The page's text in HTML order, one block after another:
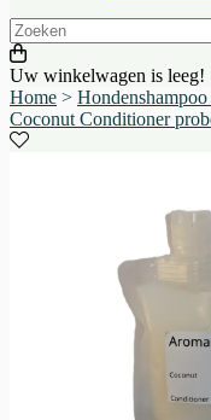
Uw winkelwagen is leeg!
Home >
Coconut Conditioner